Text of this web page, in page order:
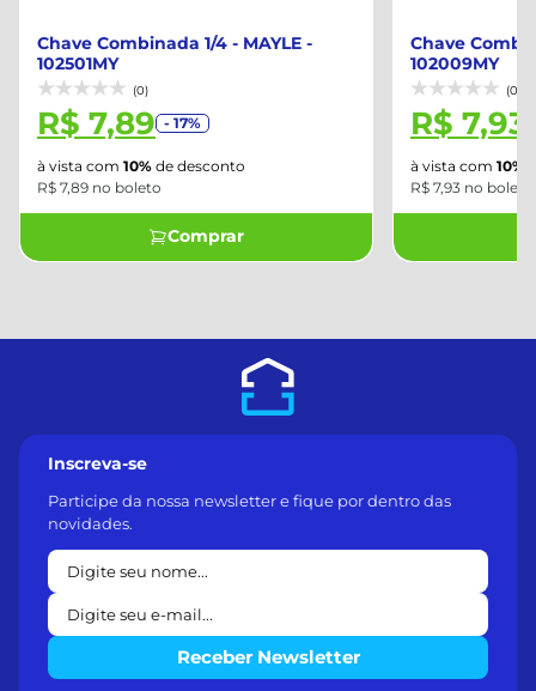
Chave Combinada 1/4 - MAYLE -
102501MY
(0)
R$ 7,89 - 17%
à vista com 10% de desconto
R$ 7,89 no boleto
Comprar
Chave
102009MY
(0)
R$ 7,93
à vista com 10%
R$ 7,93 no boleto
Inscreva-se
Participe da nossa newsletter e fique por dentro das
novidades.
Receber Newsletter